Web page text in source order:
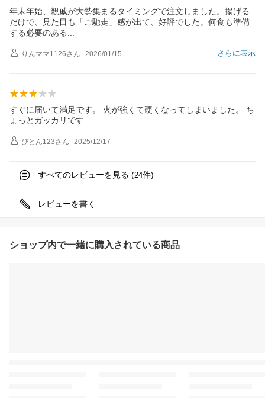
年末年始、親戚が大勢集まるタイミングで注文しました。揚げる
だけで、見た目も「ご馳走」感が出て、好評でした。何食も準備
する必要のある
さらに表示
りんママ1126さん 2026/01/15
すぐに届いて満足です。 火が強くて硬くなってしまいました。 ち
ょっとガッカリです
びとん123さん 2025/12/17
すべてのレビューを見る (24件)
レビューを書く
ショップ内で一緒に購入されている商品